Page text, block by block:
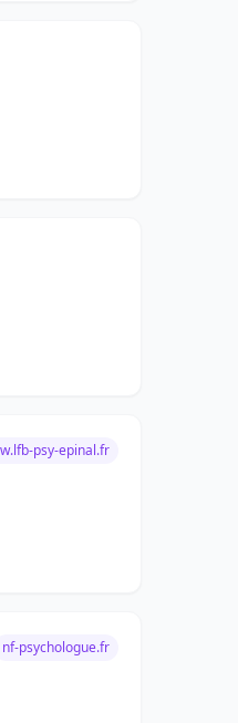
psy-epinal.fr
nf-psychologue.fr